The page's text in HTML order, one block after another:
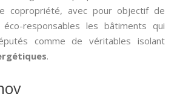
copropriété, avec pour objectif de
éco-responsables les bâtiments qui
comme de véritables isolant
.